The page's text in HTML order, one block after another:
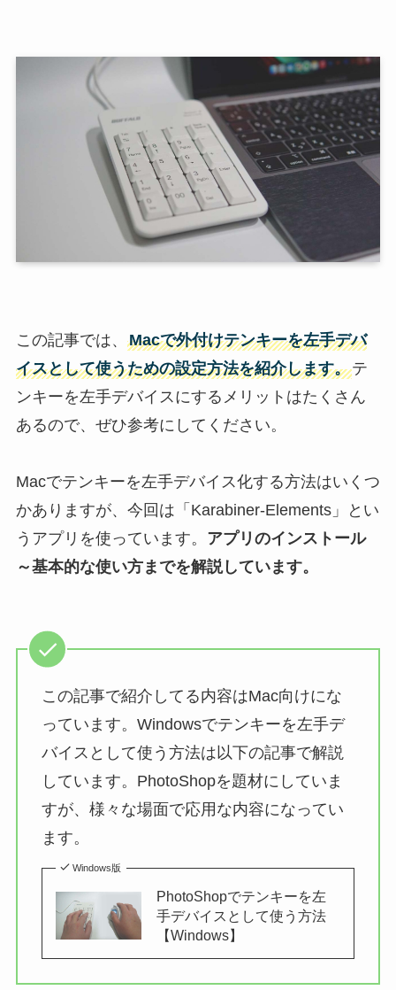
この記事では、 Macで外付けテンキーを左手デバ
イスとして使うための設定方法を紹介します。テ
ンキーを左手デバイスにするメリットはたくさん
あるので、ぜひ参考にしてください。
Macでテンキーを左手デバイス化する方法はいくつ
かありますが、今回は「Karabiner-Elements」とい
うアプリを使っています。 アプリのインストール
～基本的な使い方までを解説しています。
この記事で紹介してる内容はMac向けにな
っています。Windowsでテンキーを左手デ
バイスとして使う方法は以下の記事で解説
しています。PhotoShopを題材にしていま
すが、様々な場面で応用な内容になってい
ます。
Windows版
PhotoShopでテンキーを左
手デバイスとして使う方法
【Windows】